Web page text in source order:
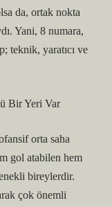
da, ortak nokta
Yani, 8 numara,
teknik, yaratıcı ve
Bir Yeri Var
orta saha
gol atabilen hem
bireylerdir.
çok önemli